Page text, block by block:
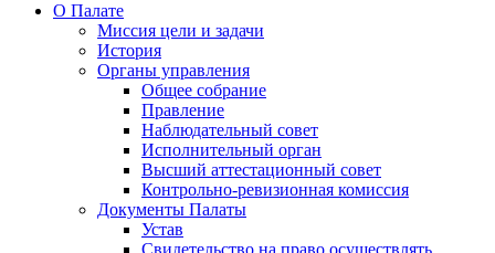
О Палате
Миссия цели и задачи
История
Органы управления
Общее собрание
Правление
Наблюдательный совет
Исполнительный орган
Высший аттестационный совет
Контрольно-ревизионная комиссия
Документы Палаты
Устав
Свидетельство на право осуществлять